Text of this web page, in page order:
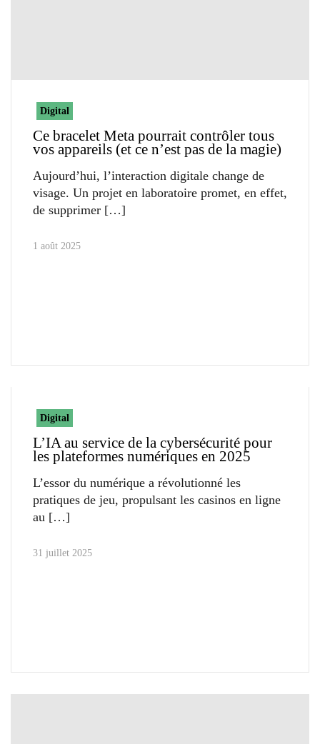
Digital
Ce bracelet Meta pourrait contrôler tous
vos appareils (et ce n’est pas de la magie)
Aujourd’hui, l’interaction digitale change de
visage. Un projet en laboratoire promet, en effet,
de supprimer
1 août 2025
Digital
L’IA au service de la cybersécurité pour
les plateformes numériques en 2025
L’essor du numérique a révolutionné les
pratiques de jeu, propulsant les casinos en ligne
au
31 juillet 2025